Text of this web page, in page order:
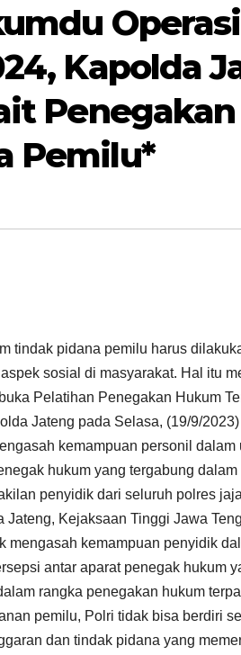
Operasi
Kapolda
Penegakan
Pemilu*
tindak pidana pemilu harus
sosial di masyarakat. Hal itu
Pelatihan Penegakan Hukum
Jateng pada Selasa, (19/9/
kemampuan personil dalam
hukum yang tergabung
penyidik dari seluruh polres
Kejaksaan Tinggi Jawa
mengasah kemampuan penyidik
antar aparat penegak hukum
rangka penegakan hukum
pemilu, Polri tidak bisa berdiri
dan tindak pidana yang